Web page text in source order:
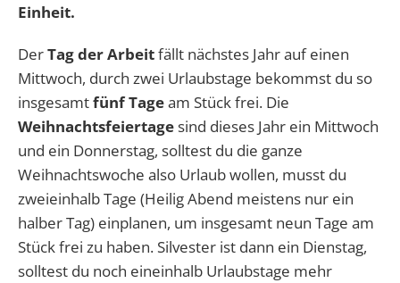
Einheit.
DerTag der Arbeitfällt nächstes Jahr auf einen
Mittwoch, durch zwei Urlaubstage bekommst du so
insgesamtfünf Tageam Stück frei. Die
Weihnachtsfeiertagesind dieses Jahr ein Mittwoch
und ein Donnerstag, solltest du die ganze
Weihnachtswoche also Urlaub wollen, musst du
zweieinhalb Tage (Heilig Abend meistens nur ein
halber Tag) einplanen, um insgesamt neun Tage am
Stück frei zu haben. Silvester ist dann ein Dienstag,
solltest du noch eineinhalb Urlaubstage mehr